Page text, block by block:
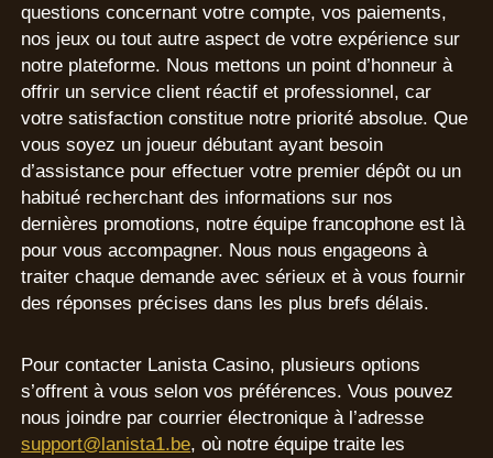
questions concernant votre compte, vos paiements,
nos jeux ou tout autre aspect de votre expérience sur
notre plateforme. Nous mettons un point d’honneur à
offrir un service client réactif et professionnel, car
votre satisfaction constitue notre priorité absolue. Que
vous soyez un joueur débutant ayant besoin
d’assistance pour effectuer votre premier dépôt ou un
habitué recherchant des informations sur nos
dernières promotions, notre équipe francophone est là
pour vous accompagner. Nous nous engageons à
traiter chaque demande avec sérieux et à vous fournir
des réponses précises dans les plus brefs délais.
Pour contacter Lanista Casino, plusieurs options
s’offrent à vous selon vos préférences. Vous pouvez
nous joindre par courrier électronique à l’adresse
support@lanista1.be, où notre équipe traite les